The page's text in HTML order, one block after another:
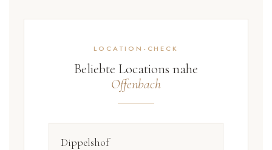
LOCATION-CHECK
Beliebte Locations nahe
Offenbach
Dippelshof